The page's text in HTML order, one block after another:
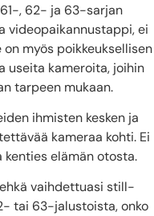
, 62- ja 63-sarjan
videopaikannustappi, ei
myös poikkeuksellisen
useita kameroita, joihin
tarpeen mukaan.
ihmisten kesken ja
kameraa kohti. Ei
elämän otosta.
vaihdettuasi still-
tai 63-jalustoista, onko